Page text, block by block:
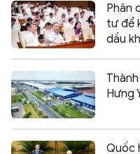
Phân
tư để
dầu
Hưng
Quốc